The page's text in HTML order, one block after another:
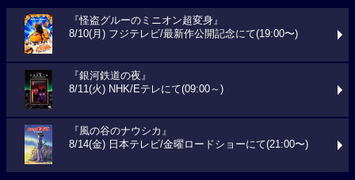
『怪盗グルーのミニオン超変身』
8/10(月) フジテレビ/最新作公開記念にて(19:00〜)
『銀河鉄道の夜』
8/11(火) NHK/Eテレにて(09:00～)
『風の谷のナウシカ』
8/14(金) 日本テレビ/金曜ロードショーにて(21:00〜)